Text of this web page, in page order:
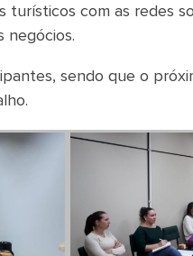
com as redes
negócios.
sendo que o